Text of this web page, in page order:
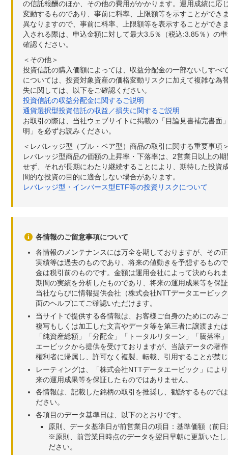
の信託報酬のほか、その他の費用がかかります。運用成績に
変動するものであり、事前に料率、上限額等を示すことがで
異なりますので、事前に料率、上限額等を表示することがで
入される際は、申込金額に対して最大3.5％（税込:3.85％）の
確認ください。
＜その他＞
投資信託の購入価額によっては、収益分配金の一部ないしす
については、投資対象資産の価格変動リスクに加えて複雑な
失に関しては、以下をご確認ください。
投資信託の収益分配金に関するご説明
通貨選択型投資信託の収益／損失に関するご説明
お取引の際は、当社ウェブサイトに掲載の「目論見書補完書
明」を必ずお読みください。
＜レバレッジ型（ブル・ベア型）商品の取引に関する重要事項
レバレッジ型商品の価額の上昇率・下落率は、2営業日以上の
せず、それが長期にわたり継続することにより、期待した投
間的な投資の目的に適合しない場合があります。
レバレッジ型・インバース型ETF等の投資リスクについて
各情報のご留意事項について
各情報のメンテナンスには万全を期しておりますが、その
実績等は過去のものであり、将来の値動きを予想するもの
金は税引前のものです。金額は運用会社によって決められ
期間の実績を分析したものであり、将来の運用成果等を保
当社ならびに情報提供会社（株式会社NTTデータエービッ
面のヘルプにてご確認いただけます。
当サイトで提供する各情報は、お客様ご自身のためにのみ
複写もしくは加工した文言やデータ等を第三者に譲渡また
「純資産総額」「分配金」「トータルリターン」「騰落
エービックから提供を受けておりますが、当該データの著
権利者に帰属し、許可なく複製、転載、引用することが禁
レーティングは、「株式会社NTTデータエービック」によ
来の運用成果等を保証したものではありません。
各情報は、記載した銘柄の取引を推奨し、勧誘するもので
ださい。
各項目のデータ基準日は、以下のとおりです。
原則、データ基準日が前営業日の項目：基準価額（前
※原則、前営業日時点のデータを翌日早朝に更新いた
ださい。